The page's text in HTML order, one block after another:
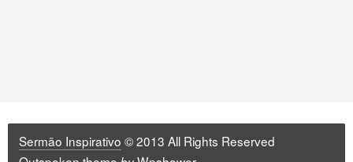
Sermão Inspirativo © 2013 All Rights Reserved